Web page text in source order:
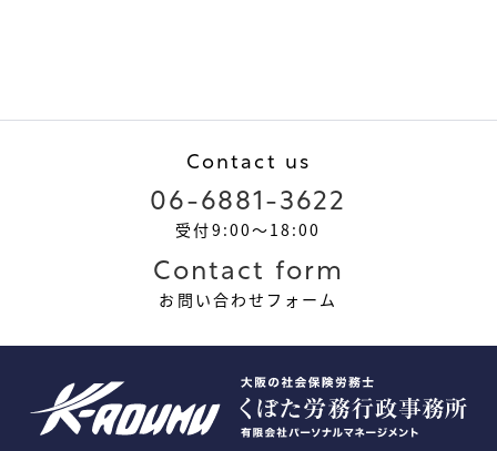
Contact us
06-6881-3622
受付9:00～18:00
Contact form
お問い合わせフォーム